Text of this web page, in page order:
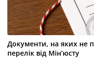
Документи, на яких не
перелік від Мін’юсту